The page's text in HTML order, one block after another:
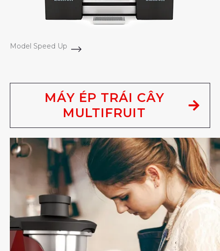
Model Speed Up
MÁY ÉP TRÁI CÂY
MULTIFRUIT